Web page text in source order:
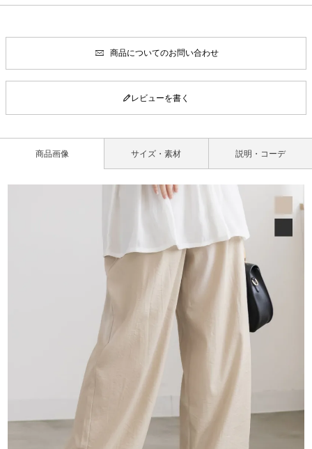
商品についてのお問い合わせ
レビューを書く
商品画像 サイズ・素材 説明・コーデ